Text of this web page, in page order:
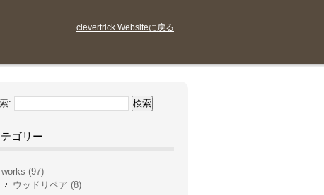
clevertrick Websiteに戻る
:
ゴリー
works (97)
ウッドリペア (8)